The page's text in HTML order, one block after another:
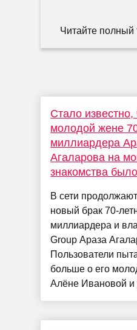
Читайте полный
Стало известно,
молодой жене
миллиардера
Агаларова на
знакомства
В сети
новый брак 70-
миллиардера и
Group Араза
Пользователи
больше о его
Алёне Ивановой и